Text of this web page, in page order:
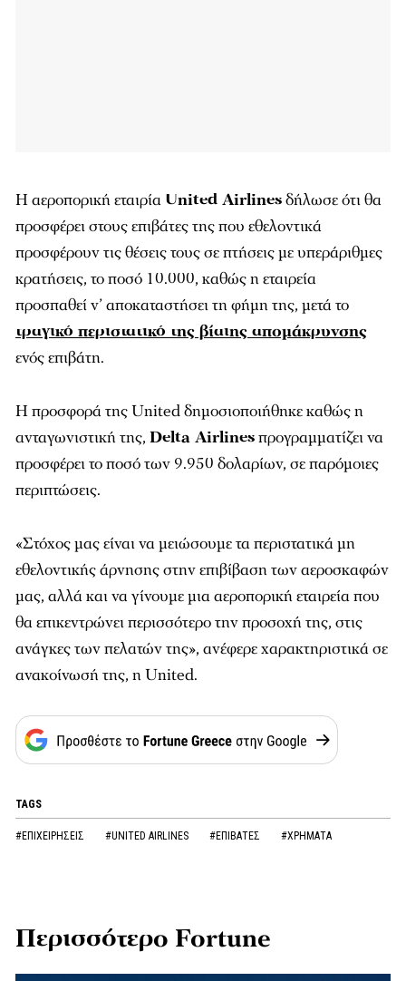
Η αεροπορική εταιρία United Airlinesδήλωσε ότι θα
προσφέρει στους επιβάτες της που εθελοντικά
προσφέρουν τις θέσεις τους σε πτήσεις με υπεράριθμες
κρατήσεις, το ποσό 10.000, καθώς η εταιρεία
προσπαθεί ν’ αποκαταστήσει τη φήμη της, μετά το
τραγικό περιστατικό της βίαιης απομάκρυνσης
ενός επιβάτη.
Η προσφορά της United δημοσιοποιήθηκε καθώς η
ανταγωνιστική της, Delta Airlinesπρογραμματίζει να
προσφέρει το ποσό των 9.950 δολαρίων, σε παρόμοιες
περιπτώσεις.
«Στόχος μας είναι να μειώσουμε τα περιστατικά μη
εθελοντικής άρνησης στην επιβίβαση των αεροσκαφών
μας, αλλά και να γίνουμε μια αεροπορική εταιρεία που
θα επικεντρώνει περισσότερο την προσοχή της, στις
ανάγκες των πελατών της», ανέφερε χαρακτηριστικά σε
ανακοίνωσή της, η United.
TAGS
#ΕΠΙΧΕΙΡΗΣΕΙΣ #UNITED AIRLINES #ΕΠΙΒΑΤΕΣ #ΧΡΗΜΑΤΑ
Περισσότερο Fortune